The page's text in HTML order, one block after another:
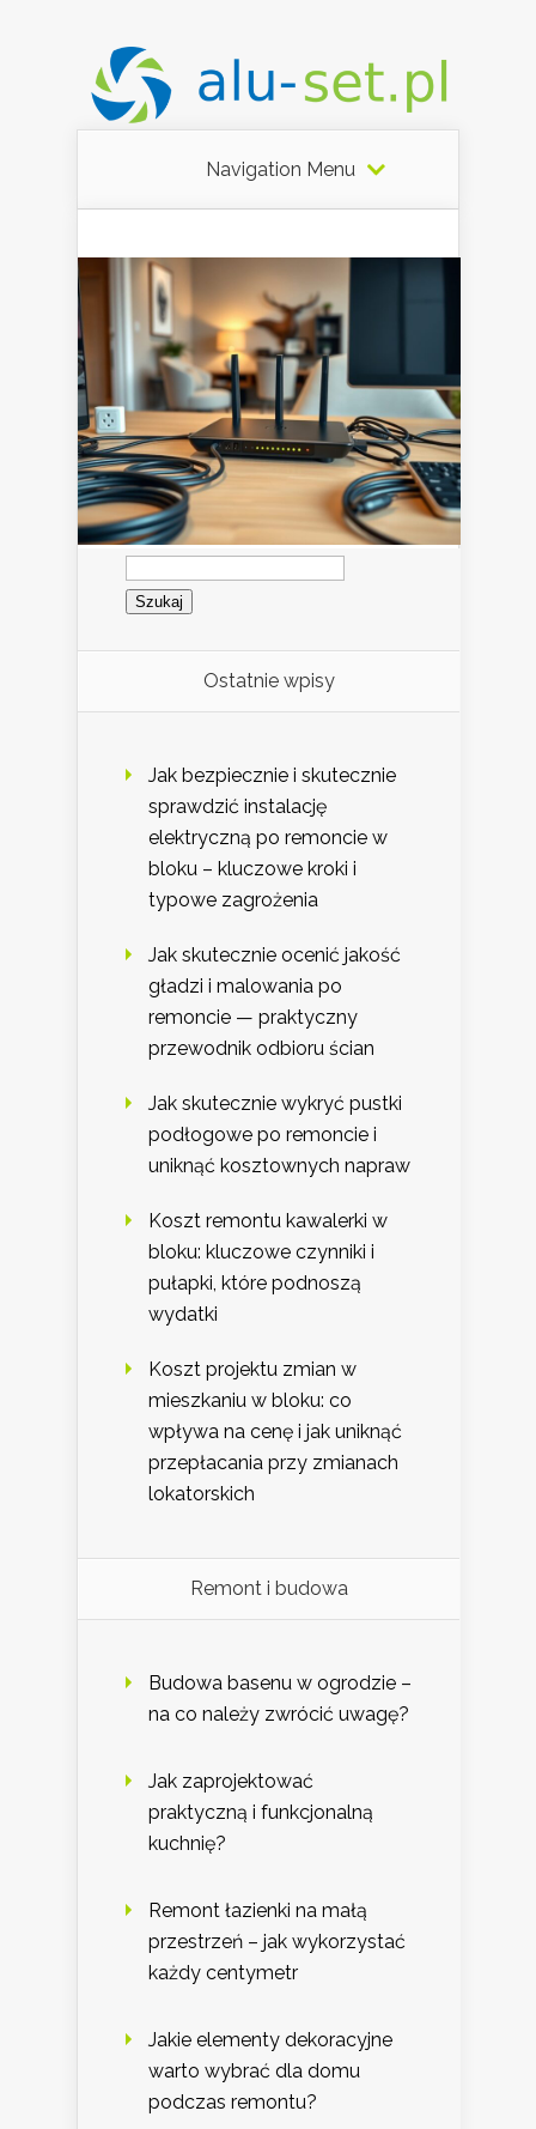
Navigation Menu
Szukaj:
Ostatnie wpisy
Jak bezpiecznie i skutecznie
sprawdzić instalację
elektryczną po remoncie w
bloku – kluczowe kroki i
typowe zagrożenia
Jak skutecznie ocenić jakość
gładzi i malowania po
remoncie — praktyczny
przewodnik odbioru ścian
Jak skutecznie wykryć pustki
podłogowe po remoncie i
uniknąć kosztownych napraw
Koszt remontu kawalerki w
bloku: kluczowe czynniki i
pułapki, które podnoszą
wydatki
Koszt projektu zmian w
mieszkaniu w bloku: co
wpływa na cenę i jak uniknąć
przepłacania przy zmianach
lokatorskich
Remont i budowa
Budowa basenu w ogrodzie –
na co należy zwrócić uwagę?
Jak zaprojektować
praktyczną i funkcjonalną
kuchnię?
Remont łazienki na małą
przestrzeń – jak wykorzystać
każdy centymetr
Jakie elementy dekoracyjne
warto wybrać dla domu
podczas remontu?